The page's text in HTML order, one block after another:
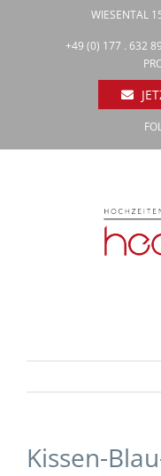
WIESENTAL
+49 (0) 177 . 632
Kissen-